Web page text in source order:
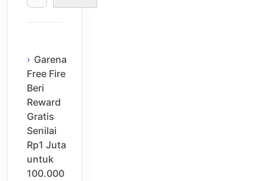
Garena
Free Fire
Beri
Reward
Gratis
Senilai
Rp1 Juta
untuk
100.000